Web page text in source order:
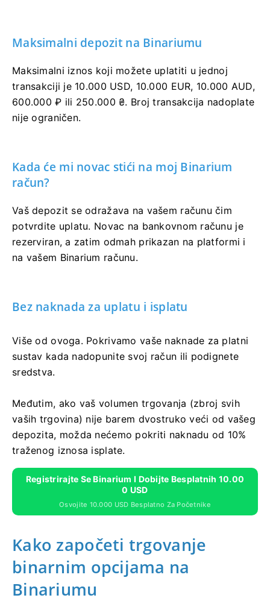
Maksimalni depozit na Binariumu
Maksimalni iznos koji možete uplatiti u jednoj
transakciji je 10.000 USD, 10.000 EUR, 10.000 AUD,
600.000 ₽ ili 250.000 ₴. Broj transakcija nadoplate
nije ograničen.
Kada će mi novac stići na moj Binarium
račun?
Vaš depozit se odražava na vašem računu čim
potvrdite uplatu. Novac na bankovnom računu je
rezerviran, a zatim odmah prikazan na platformi i
na vašem Binarium računu.
Bez naknada za uplatu i isplatu
Više od ovoga. Pokrivamo vaše naknade za platni
sustav kada nadopunite svoj račun ili podignete
sredstva.
Međutim, ako vaš volumen trgovanja (zbroj svih
vaših trgovina) nije barem dvostruko veći od vašeg
depozita, možda nećemo pokriti naknadu od 10%
traženog iznosa isplate.
Registrirajte Se Binarium I Dobijte Besplatnih 10.00
0 USD
Osvojite 10.000 USD Besplatno Za Početnike
Kako započeti trgovanje
binarnim opcijama na
Binariumu